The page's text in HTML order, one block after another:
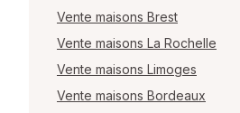
Vente maisons Brest
Vente maisons La Rochelle
Vente maisons Limoges
Vente maisons Bordeaux